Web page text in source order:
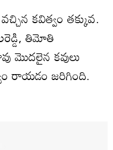
కవిత్వం తక్కువ.
తిమోతి
మొదలైన కవులు
రాయడం జరిగింది.